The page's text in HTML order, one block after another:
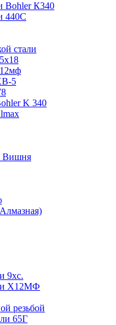
Bohler К340
440С
стали
5
K 340
Вишня
9хс.
Х12МФ
резьбой
65Г